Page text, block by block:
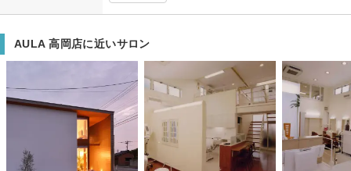
AULA 高岡店に近いサロン